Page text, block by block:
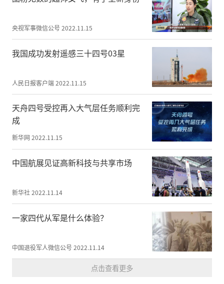
2022年3月21日
（此件公开发布）
央视军事微信公号 2022.11.15
我国成功发射遥感三十四号03星
人民日报客户端2022.11.15
天舟四号受控再入大气层任务顺利完
成
新华网 2022.11.15
中国航展见证高新科技与共享市场
新华社2022.11.14
一家四代从军是什么体验？
中国退役军人微信公号 2022.11.14
点击查看更多